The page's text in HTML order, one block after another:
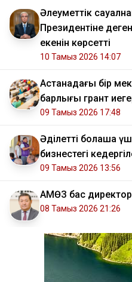
Әлеуметтік
Президентіне
екенін көрсетті
10 Тамыз 2026 14:07
Астанадағы бір
барлығы грант
09 Тамыз 2026 17:48
Әділетті болашақ
бизнестегі
09 Тамыз 2026 13:56
АМӨЗ бас
08 Тамыз 2026 21:26